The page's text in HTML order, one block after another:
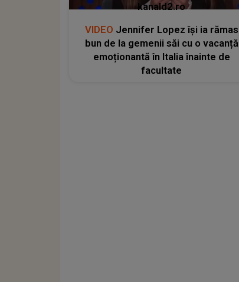
kanald2.ro
VIDEO Jennifer Lopez își ia rămas
bun de la gemenii săi cu o vacanță
emoționantă în Italia înainte de
facultate